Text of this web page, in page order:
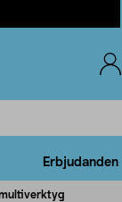
Erbjudanden